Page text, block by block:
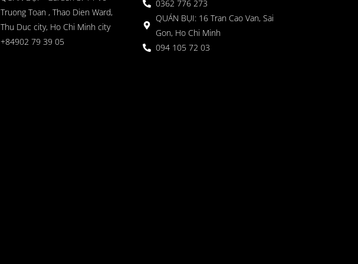
Truong Toan , Thao Dien Ward,
Thu Duc city, Ho Chi Minh city
+84902 79 39 05
0362 776 273
QUÁN BỤI: 16 Tran Cao Van, Sai
Gon, Ho Chi Minh
094 105 72 03